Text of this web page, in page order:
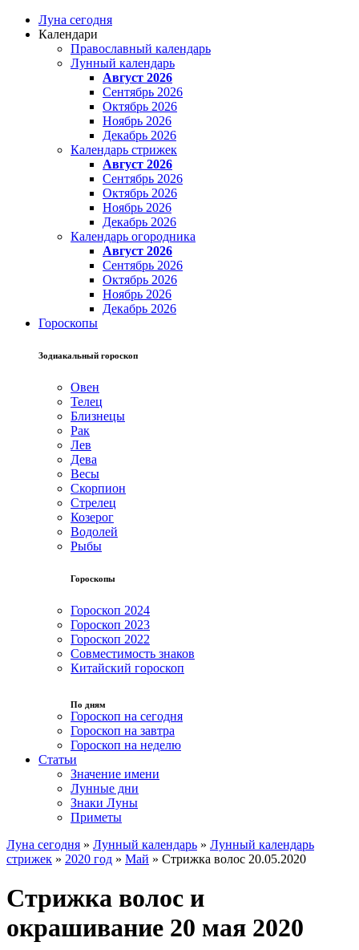
Луна сегодня
Календари
Православный календарь
Лунный календарь
Август 2026
Сентябрь 2026
Октябрь 2026
Ноябрь 2026
Декабрь 2026
Календарь стрижек
Август 2026
Сентябрь 2026
Октябрь 2026
Ноябрь 2026
Декабрь 2026
Календарь огородника
Август 2026
Сентябрь 2026
Октябрь 2026
Ноябрь 2026
Декабрь 2026
Гороскопы
Зодиакальный гороскоп
Овен
Телец
Близнецы
Рак
Лев
Дева
Весы
Скорпион
Стрелец
Козерог
Водолей
Рыбы
Гороскопы
Гороскоп 2024
Гороскоп 2023
Гороскоп 2022
Совместимость знаков
Китайский гороскоп
По дням
Гороскоп на сегодня
Гороскоп на завтра
Гороскоп на неделю
Статьи
Значение имени
Лунные дни
Знаки Луны
Приметы
Луна сегодня » Лунный календарь » Лунный календарь
стрижек » 2020 год » Май » Стрижка волос 20.05.2020
Стрижка волос и
окрашивание 20 мая 2020